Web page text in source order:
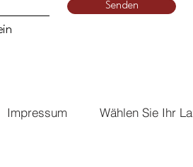
Senden
Impressum Wählen Sie Ihr